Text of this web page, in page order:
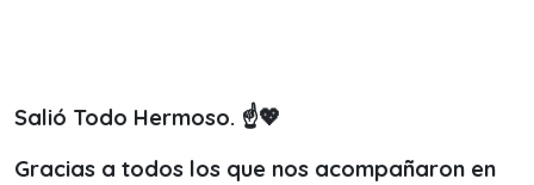
Salió Todo Hermoso. ☝️💖
Gracias a todos los que nos acompañaron en